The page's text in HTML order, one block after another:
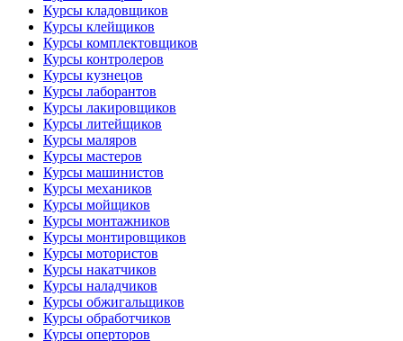
Курсы кладовщиков
Курсы клейщиков
Курсы комплектовщиков
Курсы контролеров
Курсы кузнецов
Курсы лаборантов
Курсы лакировщиков
Курсы литейщиков
Курсы маляров
Курсы мастеров
Курсы машинистов
Курсы механиков
Курсы мойщиков
Курсы монтажников
Курсы монтировщиков
Курсы мотористов
Курсы накатчиков
Курсы наладчиков
Курсы обжигальщиков
Курсы обработчиков
Курсы оперторов